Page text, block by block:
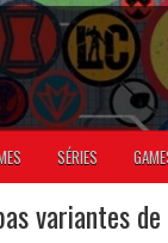
SÉRIES
variantes